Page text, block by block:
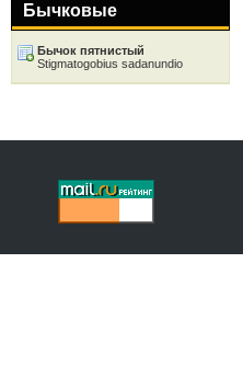
Бычковые
Бычок пятнистый
Stigmatogobius sadanundio